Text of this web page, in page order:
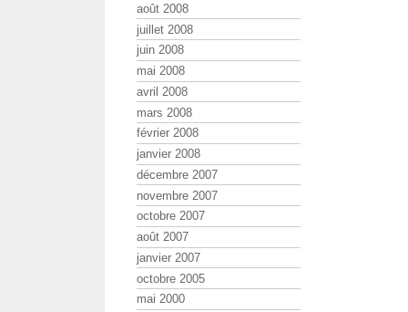
août 2008
juillet 2008
juin 2008
mai 2008
avril 2008
mars 2008
février 2008
janvier 2008
décembre 2007
novembre 2007
octobre 2007
août 2007
janvier 2007
octobre 2005
mai 2000